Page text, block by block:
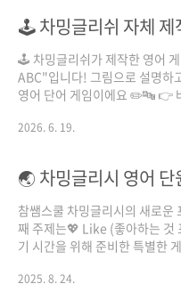
선생님이 숨겨놓은 문법적 오
금 바로 교실에서 시작해보세
다.
🕹️ 차밍글리쉬가 제작한 영어
ABC"입니다! 그림으로 설명하
영어 단어 게임이에요 ✏️🔤
한 명이 그림을 그리고 🧒 : 나
력하면 학생 입장 완료 ✅ 교
조합으로 철자까지 학습 ✅ 실
실에서 시작해보세요! ..
2026. 6. 19.
참쌤스쿨 차밍글리시의 새로운
째 주제는💖 Like (좋아하는 것
기 시간을 위해 준비한 특별한
2025. 8. 24.